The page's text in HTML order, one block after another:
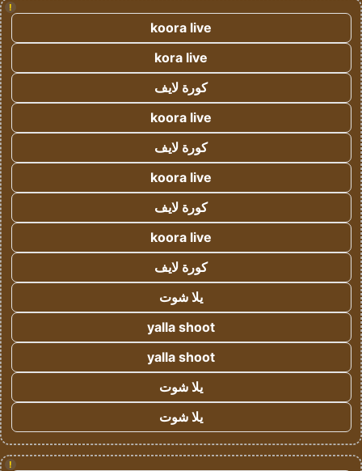
!
koora live
kora live
كورة لايف
koora live
كورة لايف
koora live
كورة لايف
koora live
كورة لايف
يلا شوت
yalla shoot
yalla shoot
يلا شوت
يلا شوت
!